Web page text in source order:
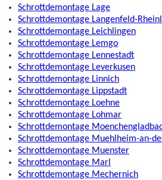
Schrottdemontage Lage
Schrottdemontage Langenfeld-
Schrottdemontage Leichlingen
Schrottdemontage Lemgo
Schrottdemontage Lennestadt
Schrottdemontage Leverkusen
Schrottdemontage Linnich
Schrottdemontage Lippstadt
Schrottdemontage Loehne
Schrottdemontage Lohmar
Schrottdemontage
Schrottdemontage Muehlheim-an-
Schrottdemontage Muenster
Schrottdemontage Marl
Schrottdemontage Mechernich